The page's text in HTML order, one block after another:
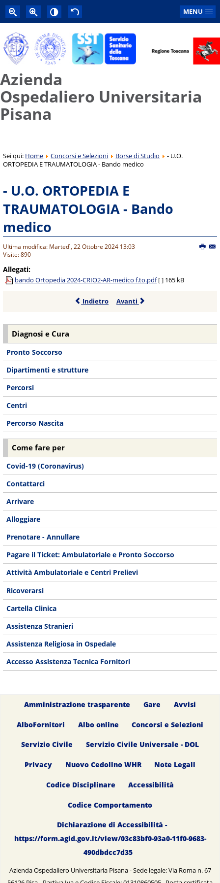
MENU
Azienda
Ospedaliero Universitaria
Pisana
Sei qui: Home Concorsi e Selezioni Borse di Studio
- U.O.
ORTOPEDIA E TRAUMATOLOGIA - Bando medico
- U.O. ORTOPEDIA E
TRAUMATOLOGIA - Bando
medico
Ultima modifica: Martedì, 22 Ottobre 2024 13:03
Visite: 890
Allegati:
bando Ortopedia 2024-CRIO2-AR-medico f.to.pdf [ ] 165 kB
Indietro Avanti
Diagnosi e Cura
Pronto Soccorso
Dipartimenti e strutture
Percorsi
Centri
Percorso Nascita
Come fare per
Covid-19 (Coronavirus)
Contattarci
Arrivare
Alloggiare
Prenotare - Annullare
Pagare il Ticket: Ambulatoriale e Pronto Soccorso
Attività Ambulatoriale e Centri Prelievi
Ricoverarsi
Cartella Clinica
Assistenza Stranieri
Assistenza Religiosa in Ospedale
Accesso Assistenza Tecnica Fornitori
Amministrazione trasparente Gare Avvisi
AlboFornitori Albo online Concorsi e Selezioni
Servizio Civile Servizio Civile Universale - DOL
Privacy Nuovo Cedolino WHR Note Legali
Codice Disciplinare Accessibilità
Codice Comportamento
Dichiarazione di Accessibilità -
https://form.agid.gov.it/view/03c83bf0-93a0-11f0-9683-
490dbdcc7d35
Azienda Ospedaliero Universitaria Pisana - Sede legale: Via Roma n. 67